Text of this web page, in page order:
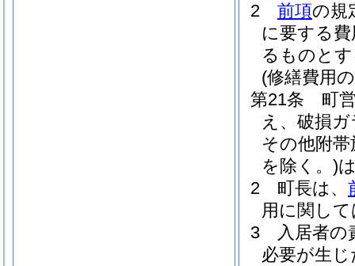
2
前項の規
に要する
るものと
(修繕費用
第21条
町
え、破損
その他附
を除く。)
2
町長は、
用に関し
3
入居者
必要が生